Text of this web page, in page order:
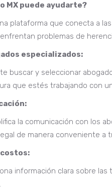
MX puede ayudarte?
plataforma que conecta a
problemas de
especializados:
buscar y seleccionar
que estés trabajando con
la comunicación con los
de manera conveniente a
información clara sobre